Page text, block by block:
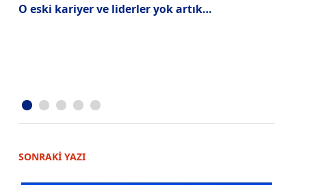
O eski kariyer ve liderler yok artık…
SONRAKİ YAZI